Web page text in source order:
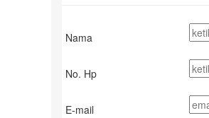
Nama
No. Hp
E-mail